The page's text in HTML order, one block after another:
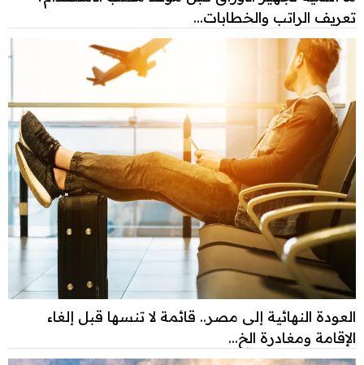
تعريف الراتب والخطابات...
العودة النهائية إلى مصر.. قائمة لا تنسها قبل إلغاء
الإقامة ومغادرة الخ...